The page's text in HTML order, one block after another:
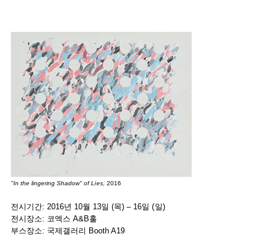
"In the lingering Shadow" of Lies, 2016
전시기간: 2016년 10월 13일 (목) – 16일 (일)
전시장소: 코엑스 A&B홀
부스장소: 국제갤러리 Booth A19